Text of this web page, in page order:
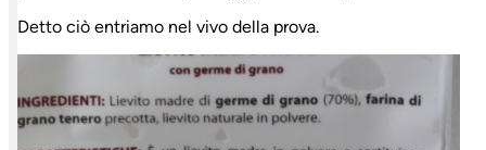
Detto ciò entriamo nel vivo della prova.